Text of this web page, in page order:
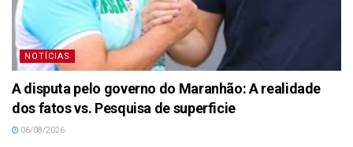
NOTÍCIAS
A disputa pelo governo do Maranhão: A realidade
dos fatos vs. Pesquisa de superficie
06/08/2026